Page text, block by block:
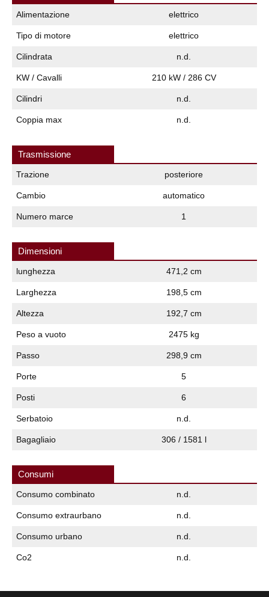
Alimentazione elettrico
Tipo di motore elettrico
Cilindrata n.d.
KW / Cavalli 210 kW / 286 CV
Cilindri n.d.
Coppia max n.d.
Trasmissione
Trazione posteriore
Cambio automatico
Numero marce 1
Dimensioni
lunghezza 471,2 cm
Larghezza 198,5 cm
Altezza 192,7 cm
Peso a vuoto 2475 kg
Passo 298,9 cm
Porte 5
Posti 6
Serbatoio n.d.
Bagagliaio 306 / 1581 l
Consumi
Consumo combinato n.d.
Consumo extraurbano n.d.
Consumo urbano n.d.
Co2 n.d.